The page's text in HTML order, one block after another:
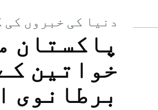
دنیا کی خبروں کی
خواتین
برطانوی